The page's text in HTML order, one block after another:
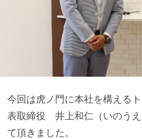
今回は虎ノ門に本社を構える
表取締役 井上和仁（いのう
て頂きました。